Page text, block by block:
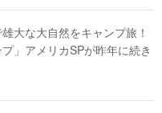
大な大自然をキャンプ旅！
」アメリカSPが昨年に続き